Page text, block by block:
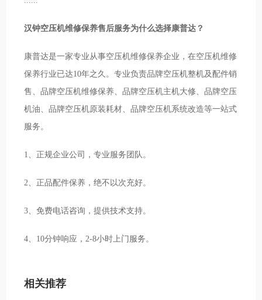
汉钟空压机维修保养售后服务为什么选择康普达？
康普达是一家专业从事空压机维修保养企业，在空压机维修
保养行业已达10年之久。专业负责品牌空压机整机及配件销
售、品牌空压机维修保养、品牌空压机主机大修、品牌空压
机油、品牌空压机原装耗材、品牌空压机系统改造等一站式
服务。
1、正规企业公司，专业服务团队。
2、正品配件保养，绝不以次充好。
3、免费电话咨询，提供技术支持。
4、10分钟响应，2-8小时上门服务。
相关推荐